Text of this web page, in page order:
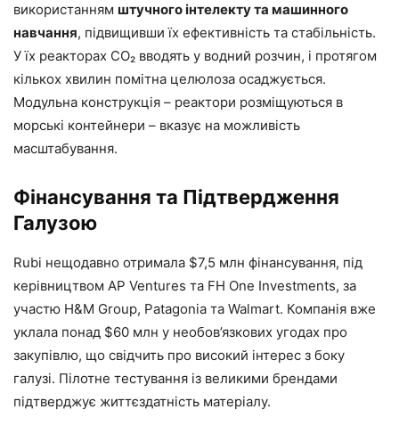
використанням штучного інтелекту та машинного
навчання, підвищивши їх ефективність та стабільність.
У їх реакторах CO₂ вводять у водний розчин, і протягом
кількох хвилин помітна целюлоза осаджується.
Модульна конструкція – реактори розміщуються в
морські контейнери – вказує на можливість
масштабування.
Фінансування та Підтвердження
Галузою
Rubi нещодавно отримала $7,5 млн фінансування, під
керівництвом AP Ventures та FH One Investments, за
участю H&M Group, Patagonia та Walmart. Компанія вже
уклала понад $60 млн у необов’язкових угодах про
закупівлю, що свідчить про високий інтерес з боку
галузі. Пілотне тестування із великими брендами
підтверджує життєздатність матеріалу.